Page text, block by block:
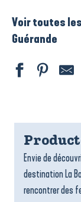
Voir toutes
Guérande
Envie de
destination La
rencontrer des